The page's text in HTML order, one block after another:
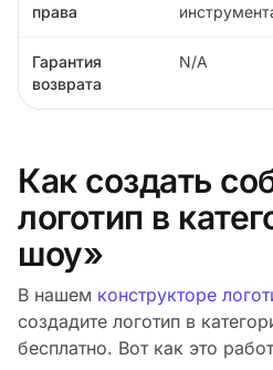
права
Гарантия
возврата
N/A
Как создать
логотип в
шоу»
В нашем конструкторе
создадите логотип в
бесплатно. Вот как это